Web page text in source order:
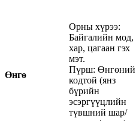
Өнгө
Орны хүрээ:
Байгалийн мод,
хар, цагаан гэх
мэт.
Пүрш: Өнгөний
кодтой (янз
бүрийн
эсэргүүцлийн
түвшний шар/